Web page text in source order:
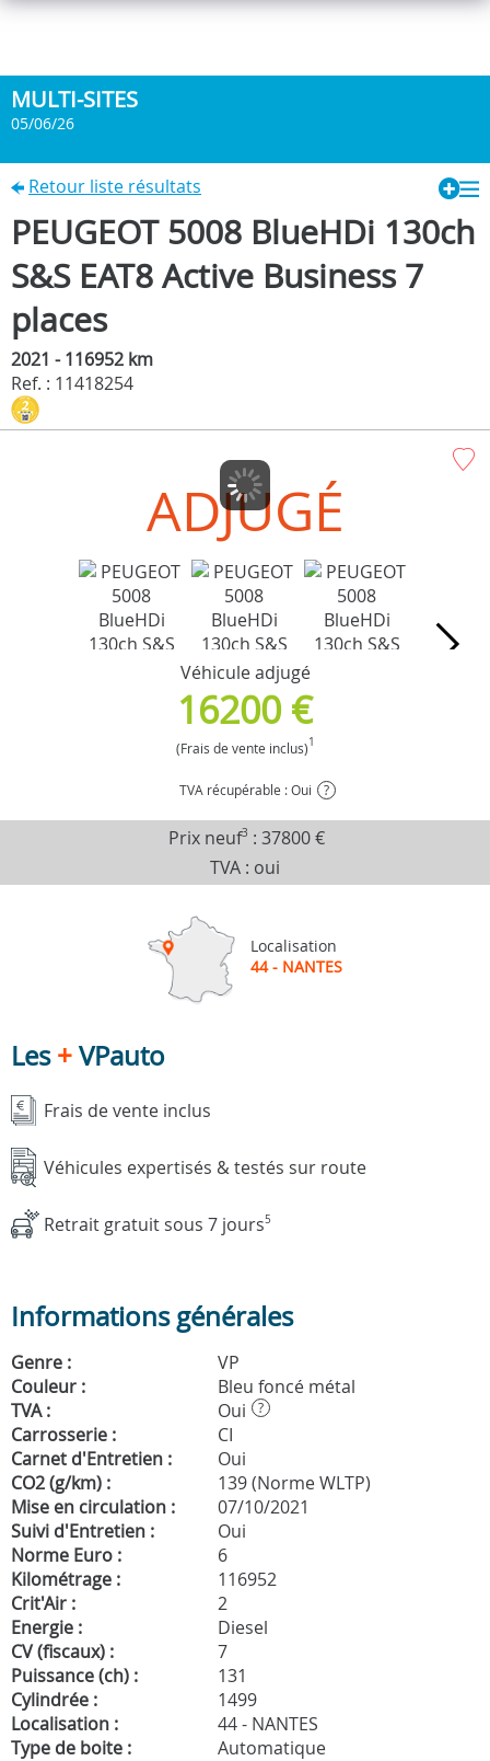
MULTI-SITES
05/06/26
Retour liste résultats
PEUGEOT 5008 BlueHDi 130ch
S&S EAT8 Active Business 7
places
2021 - 116952 km
Ref. : 11418254
ADJUGÉ
Véhicule adjugé
16200 €
(Frais de vente inclus)1
TVA récupérable : Oui ?
Prix neuf3 : 37800 €
TVA : oui
Localisation
44 - NANTES
Les+VPauto
Frais de vente inclus
Véhicules expertisés & testés sur route
Retrait gratuit sous 7 jours5
Informations générales
Genre :
VP
Couleur :
Bleu foncé métal
TVA :
Oui ?
Carrosserie :
CI
Carnet d'Entretien :
Oui
CO2 (g/km) :
139 (Norme WLTP)
Mise en circulation :
07/10/2021
Suivi d'Entretien :
Oui
Norme Euro :
6
Kilométrage :
116952
Crit'Air :
2
Energie :
Diesel
CV (fiscaux) :
7
Puissance (ch) :
131
Cylindrée :
1499
Localisation :
44 - NANTES
Type de boite :
Automatique